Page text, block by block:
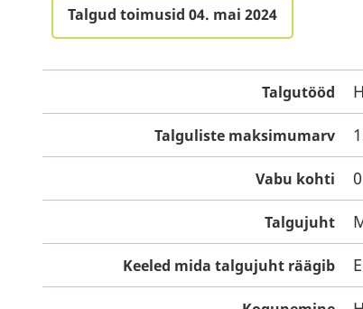
Talgud toimusid 04. mai 2024
Talgutööd
Talguliste maksimumarv
Vabu kohti 0
Talgujuht
Keeled mida talgujuht räägib